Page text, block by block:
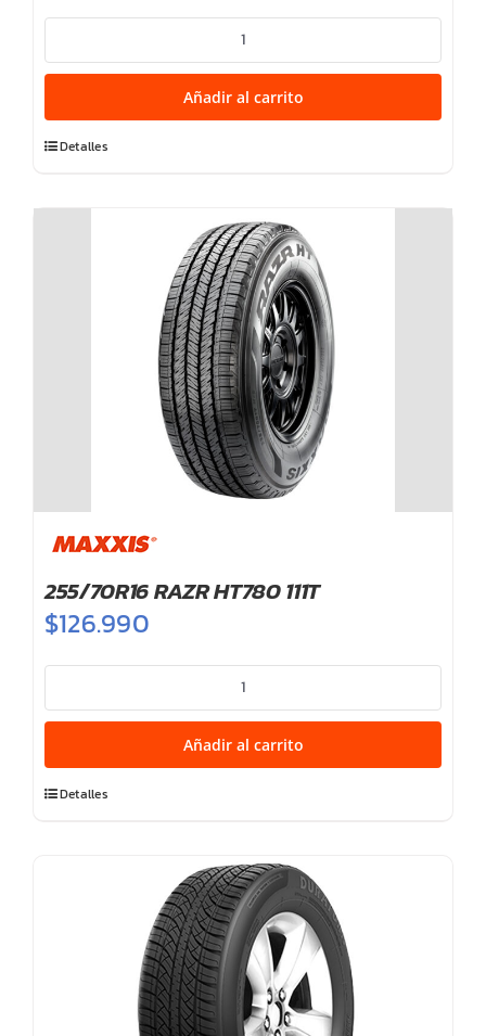
RAZR
MT772
123Q
TL
cantidad
Añadir al carrito
Detalles
255/70R16 RAZR HT780 111T
$126.990
RAZR
HT780
cantidad
Añadir al carrito
Detalles